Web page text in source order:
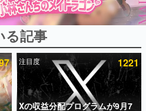
事ランキング
る記事
注目度 1221
Xの収益分配プログラムが9月7